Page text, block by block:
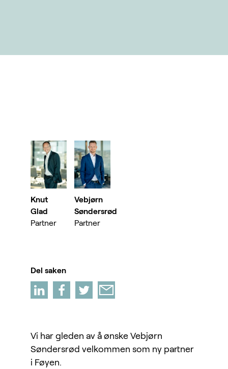
Knut
Glad
Partner
Vebjørn
Søndersrød
Partner
Del saken
Vi har gleden av å ønske Vebjørn
Søndersrød velkommen som ny partner
i Føyen.